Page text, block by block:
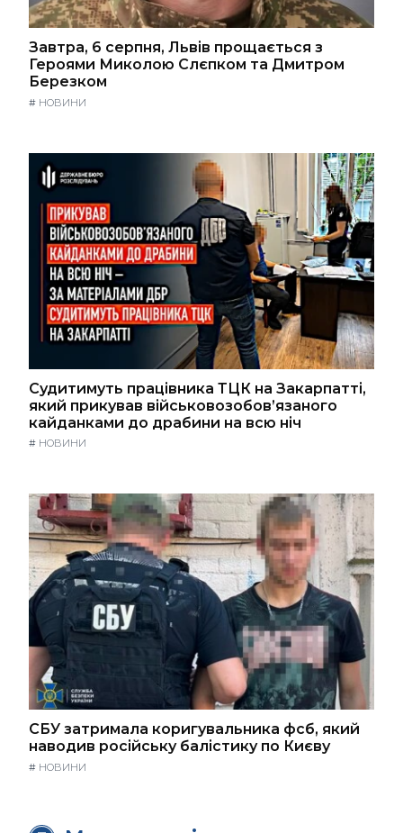
Завтра, 6 серпня, Львів прощається з
Героями Миколою Слєпком та Дмитром
Березком
# НОВИНИ
Судитимуть працівника ТЦК на Закарпатті,
який прикував військовозобов’язаного
кайданками до драбини на всю ніч
# НОВИНИ
СБУ затримала коригувальника фсб, який
наводив російську балістику по Києву
# НОВИНИ